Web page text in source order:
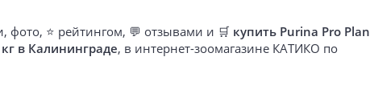
фото, ⭐ рейтингом, 💬 отзывами и 🛒 купить Purina Pro Plan
в Калининграде, в интернет-зоомагазине КАТИКО по